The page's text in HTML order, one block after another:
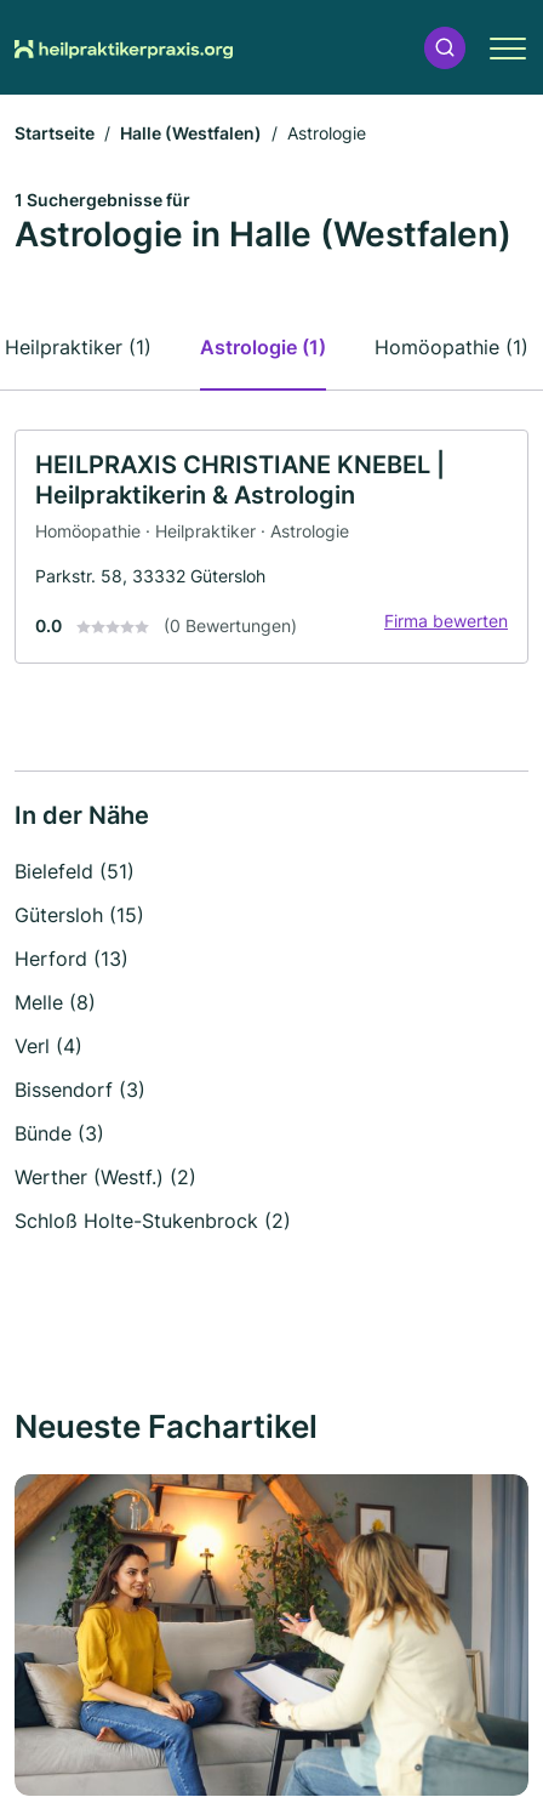
Startseite Halle (Westfalen) Astrologie
1 Suchergebnisse für
Astrologie in Halle (Westfalen)
Heilpraktiker (1) Astrologie (1) Homöopathie (1)
HEILPRAXIS CHRISTIANE KNEBEL |
Heilpraktikerin & Astrologin
Homöopathie · Heilpraktiker · Astrologie
Parkstr. 58, 33332 Gütersloh
0.0 (0 Bewertungen) Firma bewerten
In der Nähe
Bielefeld (51)
Gütersloh (15)
Herford (13)
Melle (8)
Verl (4)
Bissendorf (3)
Bünde (3)
Werther (Westf.) (2)
Schloß Holte-Stukenbrock (2)
Neueste Fachartikel